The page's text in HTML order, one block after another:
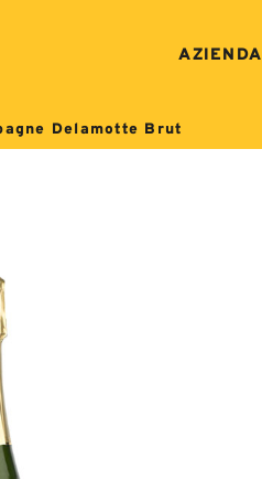
AZIENDA
Delamotte Brut